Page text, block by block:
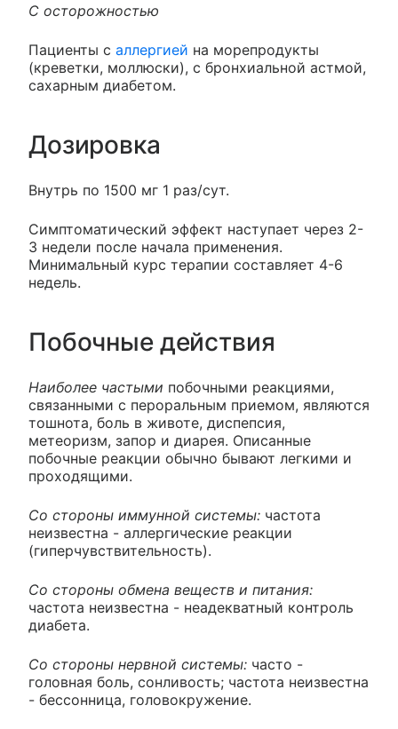
С осторожностью
Пациенты с аллергией на морепродукты
(креветки, моллюски), с бронхиальной астмой,
сахарным диабетом.
Дозировка
Внутрь по 1500 мг 1 раз/сут.
Симптоматический эффект наступает через 2-
3 недели после начала применения.
Минимальный курс терапии составляет 4-6
недель.
Побочные действия
Наиболее частыми побочными реакциями,
связанными с пероральным приемом, являются
тошнота, боль в животе, диспепсия,
метеоризм, запор и диарея. Описанные
побочные реакции обычно бывают легкими и
проходящими.
Со стороны иммунной системы: частота
неизвестна - аллергические реакции
(гиперчувствительность).
Со стороны обмена веществ и питания:
частота неизвестна - неадекватный контроль
диабета.
Со стороны нервной системы: часто -
головная боль, сонливость; частота неизвестна
- бессонница, головокружение.